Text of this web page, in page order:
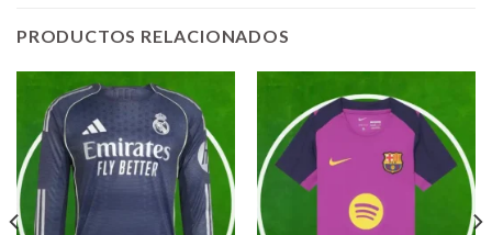
PRODUCTOS RELACIONADOS